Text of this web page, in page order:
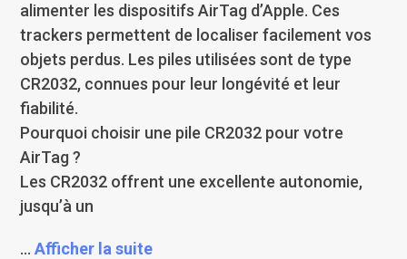
alimenter les dispositifs AirTag d’Apple. Ces
trackers permettent de localiser facilement vos
objets perdus. Les piles utilisées sont de type
CR2032, connues pour leur longévité et leur
fiabilité.
Pourquoi choisir une pile CR2032 pour votre
AirTag ?
Les CR2032 offrent une excellente autonomie,
jusqu’à un
...Afficher la suite